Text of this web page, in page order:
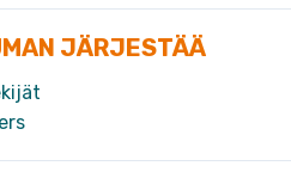
JÄRJESTÄÄ